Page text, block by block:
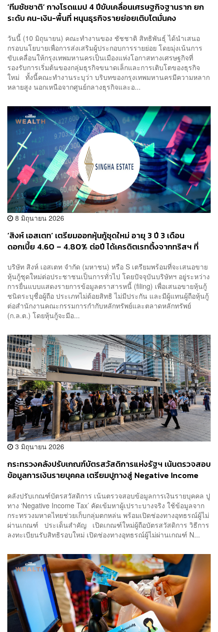
‘ทีมชัชชาติ’ กางโรดแมป 4 ปีขับเคลื่อนเศรษฐกิจฐานราก ยก
ระดับ คน-เงิน-พื้นที่ หนุนธุรกิจรายย่อยเติบโตมั่นคง
วันนี้ (10 มิถุนายน) คณะทำงานของ ชัชชาติ สิทธิพันธุ์ ได้นำเสนอ
กรอบนโยบายเพื่อการส่งเสริมผู้ประกอบการรายย่อย โดยมุ่งเน้นการ
ขับเคลื่อนให้กรุงเทพมหานครเป็นเมืองแห่งโอกาสทางเศรษฐกิจที่
รองรับการเริ่มต้นของกลุ่มธุรกิจขนาดเล็กและการเติบโตของธุรกิจ
ใหม่ ทั้งนี้คณะทำงานระบุว่า บริบทของกรุงเทพมหานครมีความหลาก
หลายสูง นอกเหนือจากศูนย์กลางธุรกิจและอ...
8 มิถุนายน 2026
‘สิงห์ เอสเตท’ เตรียมออกหุ้นกู้ชุดใหม่ อายุ 3 ปี 3 เดือน
ดอกเบี้ย 4.60 – 4.80% ต่อปี ได้เครดิตเรทติ้งจากทริสฯ ที่
บริษัท สิงห์ เอสเตท จำกัด (มหาชน) หรือ S เตรียมพร้อมที่จะเสนอขาย
หุ้นกู้ชุดใหม่ต่อประชาชนเป็นการทั่วไป โดยปัจจุบันบริษัทฯ อยู่ระหว่าง
การยื่นแบบแสดงรายการข้อมูลตราสารหนี้ (filing) เพื่อเสนอขายหุ้นกู้
ชนิดระบุชื่อผู้ถือ ประเภทไม่ด้อยสิทธิ ไม่มีประกัน และมีผู้แทนผู้ถือหุ้นกู้
ต่อสำนักงานคณะกรรมการกำกับหลักทรัพย์และตลาดหลักทรัพย์
(ก.ล.ต.) โดยหุ้นกู้จะมีอ...
3 มิถุนายน 2026
กระทรวงคลังปรับเกณฑ์บัตรสวัสดิการแห่งรัฐฯ เน้นตรวจสอบ
ข้อมูลการเงินรายบุคคล เตรียมปูทางสู่ Negative Income
คลังปรับเกณฑ์บัตรสวัสดิการ เน้นตรวจสอบข้อมูลการเงินรายบุคคล ปู
ทาง ‘Negative Income Tax’ คัดเข้มหาผู้เปราะบางจริง ใช้ข้อมูลจาก
กระทรวงมหาดไทยช่วยเก็บกลุ่มตกหล่น พร้อมเปิดช่องทางอุทธรณ์ผู้ไม่
ผ่านเกณฑ์ ประเด็นสำคัญ เปิดเกณฑ์ใหม่ผู้ถือบัตรสวัสดิการ วิธีการ
ลงทะเบียนรับสิทธิรอบใหม่ เปิดช่องทางอุทธรณ์ผู้ไม่ผ่านเกณฑ์ N...